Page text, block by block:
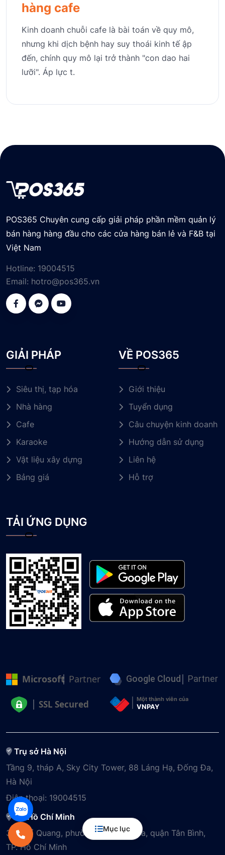
Mục lục
hàng cafe
Kinh doanh chuỗi cafe là bài toán về quy mô,
nhưng khi dịch bệnh hay suy thoái kinh tế ập
đến, chính quy mô lại trở thành "con dao hai
lưỡi". Áp lực t.
POS365 Chuyên cung cấp giải pháp phần mềm quản lý
bán hàng hàng đầu cho các cửa hàng bán lẻ và F&B tại
Việt Nam
Hotline: 19004515
Email: hotro@pos365.vn
GIẢI PHÁP
Siêu thị, tạp hóa
Nhà hàng
Cafe
Karaoke
Vật liệu xây dựng
Bảng giá
VỀ POS365
Giới thiệu
Tuyển dụng
Câu chuyện kinh doanh
Hướng dẫn sử dụng
Liên hệ
Hỗ trợ
TẢI ỨNG DỤNG
Microsoft Partner Google Cloud Partner
SSL Secured Một thành viên của
VNPAY
Trụ sở Hà Nội
Tầng 9, tháp A, Sky City Tower, 88 Láng Hạ, Đống Đa,
Hà Nội
Điện thoại: 19004515
VP Hồ Chí Minh
3A Phổ Quang, phường Tân Sơn Hòa, quận Tân Bình,
TP. Hồ Chí Minh